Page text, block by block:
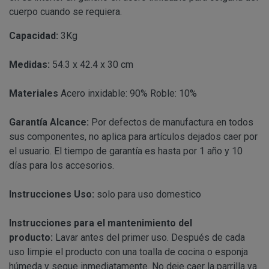
cuerpo cuando se requiera.
Capacidad: 3Kg
Medidas: 54.3 x 42.4 x 30 cm
Materiales Acero inxidable: 90% Roble: 10%
Garantía Alcance: Por defectos de manufactura en todos
sus componentes, no aplica para artículos dejados caer por
el usuario. El tiempo de garantía es hasta por 1 año y 10
días para los accesorios.
Instrucciones Uso: solo para uso domestico
Instrucciones para el mantenimiento del
producto: Lavar antes del primer uso. Después de cada
uso limpie el producto con una toalla de cocina o esponja
húmeda y seque inmediatamente. No deje caer la parrilla ya
COMUNICACIONES
Tfno: 977 270399 - HORARIOS: Lunes - Viernes:
Sábado: Mañana 10,00 a 14,00h. Tarde 17,00 a
Email: info@perustocks.es.
Dirección postal: Plaça Font Nova nº2, local B,
Información
adicional:
Puede consultar información adicional y
final de este documento.
Información adicional ¿Quién
Para comunicarse con nosotros, ponemos a su
Sábado: Mañana 10,00 a 14,00h. Tarde 17,00 a
Dirección postal: Carrer del Vent, 25 Local 1,
Todas las notificaciones y comunicaciones entre los
eficaces, a todos los efectos, cuando se realicen a
anteriormente.
PRODUCTOS
Los productos ofertados, junto con las características
en pantalla.
MODIFICACION O ANULACION DEL PEDIDO
DESISTIMIENTO DE LA COMPRA
Suministro de bienes precintados que no pueden ser
Productos que puedan deteriorarse o caducar
Suministro de productos que tengan un término de